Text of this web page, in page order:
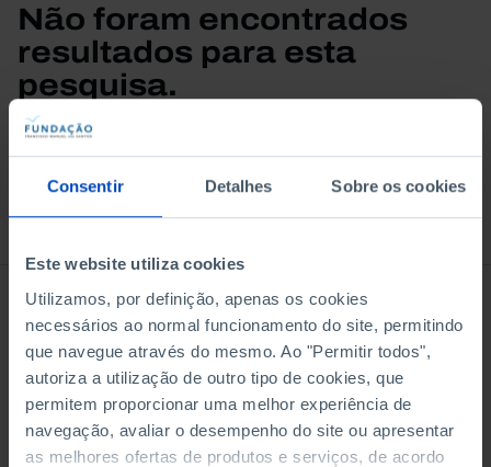
Consentir Detalhes Sobre os cookies
Este website utiliza cookies
Utilizamos, por definição, apenas os cookies
necessários ao normal funcionamento do site, permitindo
que navegue através do mesmo. Ao "Permitir todos",
autoriza a utilização de outro tipo de cookies, que
permitem proporcionar uma melhor experiência de
navegação, avaliar o desempenho do site ou apresentar
as melhores ofertas de produtos e serviços, de acordo
Não foram encontrados
resultados para esta
pesquisa.
À venda na Livraria